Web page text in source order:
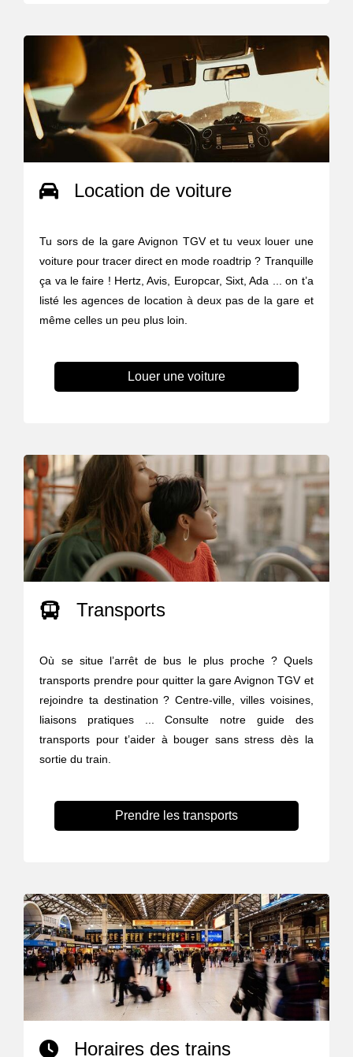
Location de voiture
Tu sors de la gare Avignon TGV et tu veux louer une
voiture pour tracer direct en mode roadtrip ? Tranquille
ça va le faire ! Hertz, Avis, Europcar, Sixt, Ada ... on t’a
listé les agences de location à deux pas de la gare et
même celles un peu plus loin.
Louer une voiture
Transports
Où se situe l’arrêt de bus le plus proche ? Quels
transports prendre pour quitter la gare Avignon TGV et
rejoindre ta destination ? Centre-ville, villes voisines,
liaisons pratiques ... Consulte notre guide des
transports pour t’aider à bouger sans stress dès la
sortie du train.
Prendre les transports
Horaires des trains